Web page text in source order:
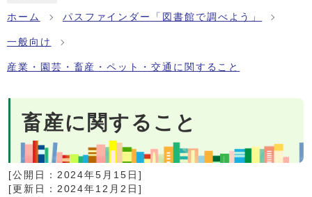
ホーム パスファインダー「図書館で調べよう」
一般向け
産業・園芸・畜産・ペット・交通に関すること
畜産に関すること
[公開日： 2024年5月15日 ]
[更新日： 2024年12月2日 ]